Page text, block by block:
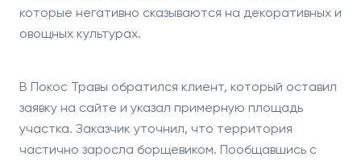
которые негативно сказываются на декоративных и
овощных культурах.
В Покос Травы обратился клиент, который оставил
заявку на сайте и указал примерную площадь
участка. Заказчик уточнил, что территория
частично заросла борщевиком. Пообщавшись с